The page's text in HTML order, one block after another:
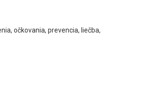
očkovania, prevencia, liečba,